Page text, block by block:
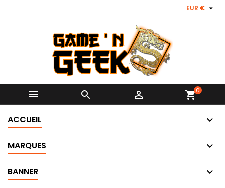
EUR € 
   shopping_cart0
ACCUEIL
MARQUES
BANNER